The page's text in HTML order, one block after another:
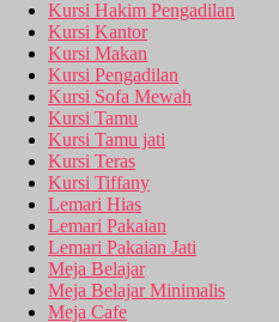
Kursi Hakim Pengadilan
Kursi Kantor
Kursi Makan
Kursi Pengadilan
Kursi Sofa Mewah
Kursi Tamu
Kursi Tamu jati
Kursi Teras
Kursi Tiffany
Lemari Hias
Lemari Pakaian
Lemari Pakaian Jati
Meja Belajar
Meja Belajar Minimalis
Meja Cafe